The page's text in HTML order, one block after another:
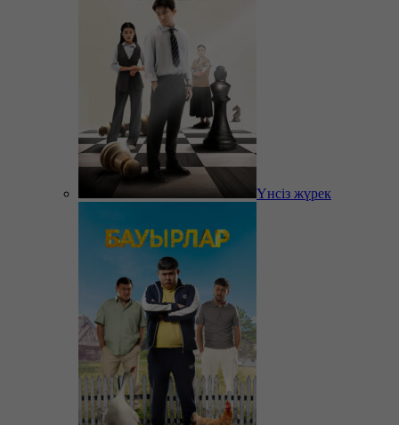
Үнсіз жүрек